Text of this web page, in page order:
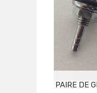
PAIRE DE